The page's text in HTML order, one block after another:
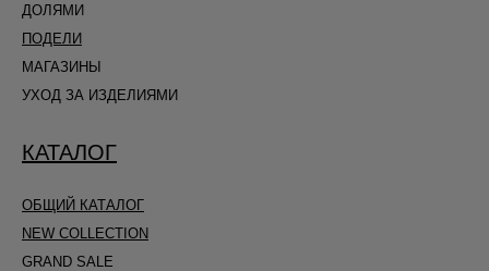
ДОЛЯМИ
ПОДЕЛИ
МАГАЗИНЫ
УХОД ЗА ИЗДЕЛИЯМИ
КАТАЛОГ
ОБЩИЙ КАТАЛОГ
NEW COLLECTION
GRAND SALE